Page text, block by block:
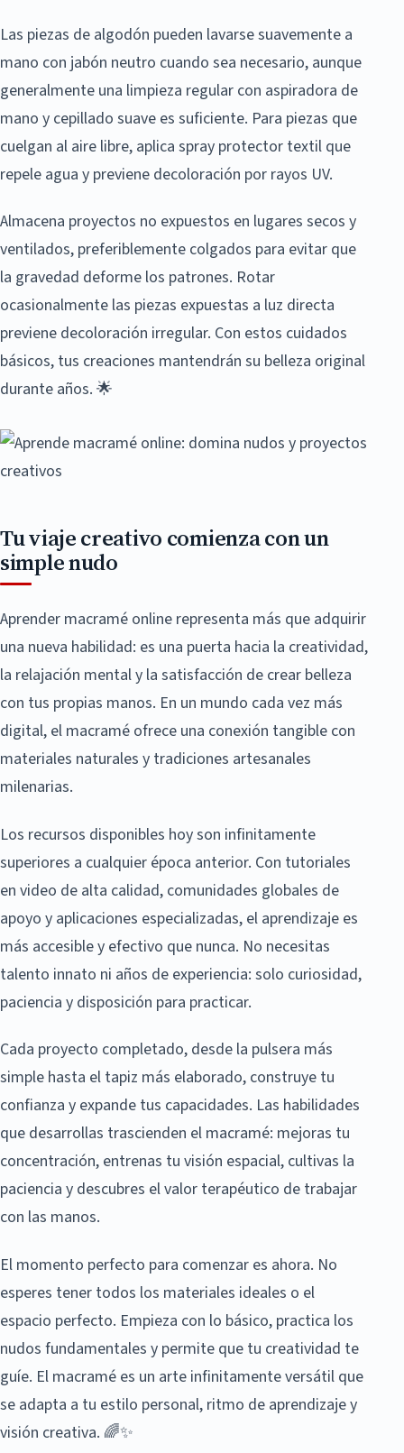
Las piezas de algodón pueden lavarse suavemente a
mano con jabón neutro cuando sea necesario, aunque
generalmente una limpieza regular con aspiradora de
mano y cepillado suave es suficiente. Para piezas que
cuelgan al aire libre, aplica spray protector textil que
repele agua y previene decoloración por rayos UV.
Almacena proyectos no expuestos en lugares secos y
ventilados, preferiblemente colgados para evitar que
la gravedad deforme los patrones. Rotar
ocasionalmente las piezas expuestas a luz directa
previene decoloración irregular. Con estos cuidados
básicos, tus creaciones mantendrán su belleza original
durante años. 🌟
Tu viaje creativo comienza con un
simple nudo
Aprender macramé online representa más que adquirir
una nueva habilidad: es una puerta hacia la creatividad,
la relajación mental y la satisfacción de crear belleza
con tus propias manos. En un mundo cada vez más
digital, el macramé ofrece una conexión tangible con
materiales naturales y tradiciones artesanales
milenarias.
Los recursos disponibles hoy son infinitamente
superiores a cualquier época anterior. Con tutoriales
en video de alta calidad, comunidades globales de
apoyo y aplicaciones especializadas, el aprendizaje es
más accesible y efectivo que nunca. No necesitas
talento innato ni años de experiencia: solo curiosidad,
paciencia y disposición para practicar.
Cada proyecto completado, desde la pulsera más
simple hasta el tapiz más elaborado, construye tu
confianza y expande tus capacidades. Las habilidades
que desarrollas trascienden el macramé: mejoras tu
concentración, entrenas tu visión espacial, cultivas la
paciencia y descubres el valor terapéutico de trabajar
con las manos.
El momento perfecto para comenzar es ahora. No
esperes tener todos los materiales ideales o el
espacio perfecto. Empieza con lo básico, practica los
nudos fundamentales y permite que tu creatividad te
guíe. El macramé es un arte infinitamente versátil que
se adapta a tu estilo personal, ritmo de aprendizaje y
visión creativa. 🌈✨